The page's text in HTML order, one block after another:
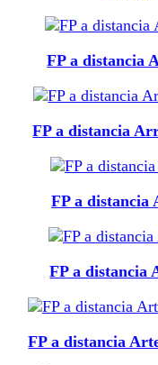
FP a distancia
FP a distancia
FP a distancia
FP a distancia
FP a distancia